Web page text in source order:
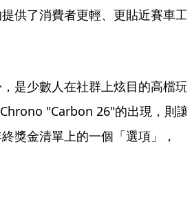
供了消費者更輕、更貼近賽車工
是少數人在社群上炫目的高檔玩
"Carbon 26"的出現，則讓
獎金清單上的一個「選項」，